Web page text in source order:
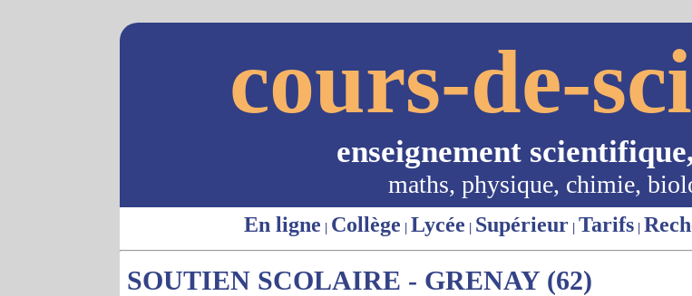
cours-de-
enseignement
maths, physique, chimie,
En ligne | Collège | Lycée | Supérieur | Tarifs |
SOUTIEN SCOLAIRE - GRENAY (62)